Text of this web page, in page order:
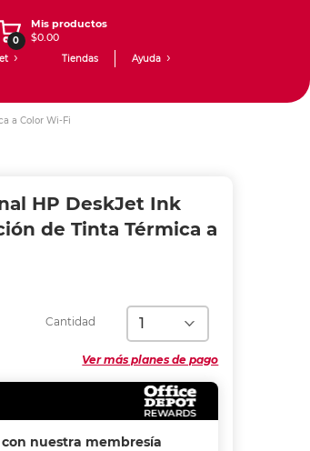
0
Mis productos
$0.00
Tiendas Ayuda
a Color Wi-Fi
HP DeskJet Ink
de Tinta Térmica a
Cantidad
Ver más planes de pago
con nuestra membresía